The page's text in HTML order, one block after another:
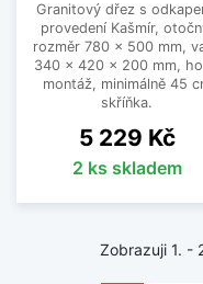
Granitový dřez s
provedení Kašmír,
rozměr 780 x 500 mm,
340 x 420 x 200 mm,
montáž, minimálně 45
skříňka.
Cena
5 229 Kč
2 ks skladem
Zobrazuji 1. -